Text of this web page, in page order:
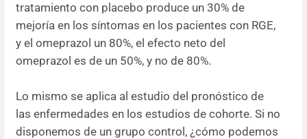
tratamiento con placebo produce un 30% de
mejoría en los síntomas en los pacientes con RGE,
y el omeprazol un 80%, el efecto neto del
omeprazol es de un 50%, y no de 80%.
Lo mismo se aplica al estudio del pronóstico de
las enfermedades en los estudios de cohorte. Si no
disponemos de un grupo control, ¿cómo podemos